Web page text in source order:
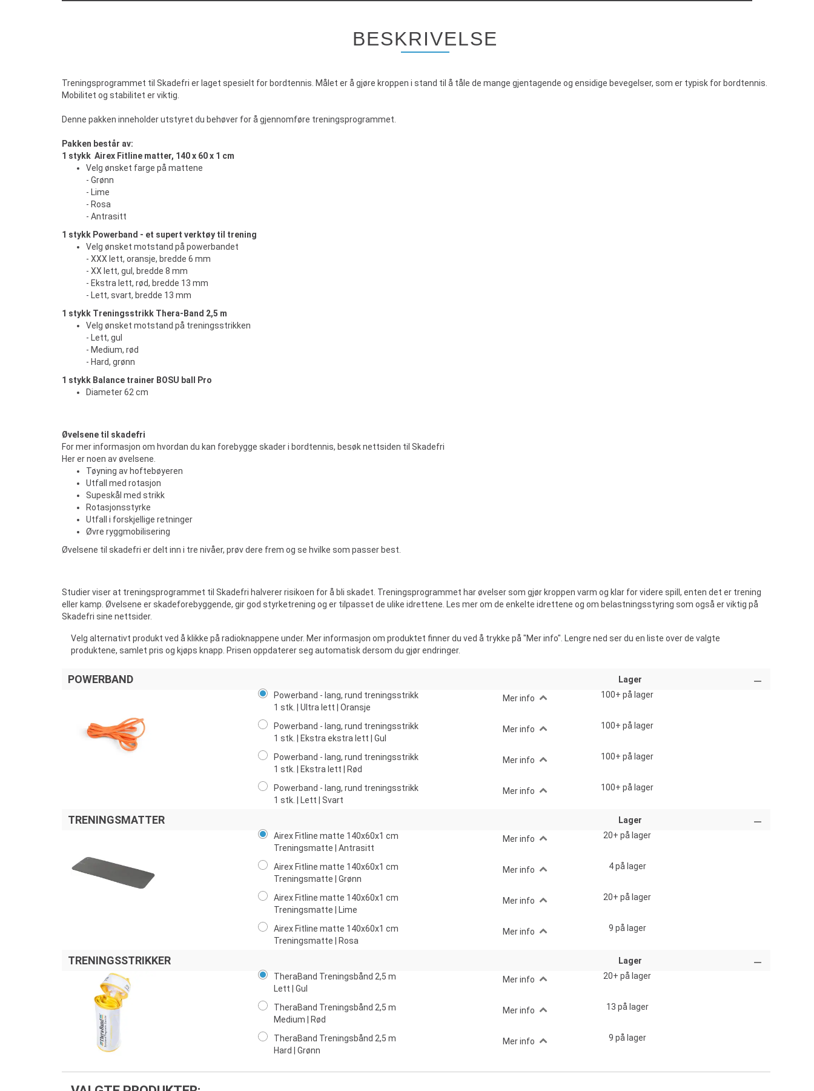
BESKRIVELSE
Treningsprogrammet til Skadefri er laget spesielt for bordtennis. Målet er å gjøre kroppen i stand til å tåle de mange gjentagende og ensidige bevegelser, som er typisk for bordtennis.
Mobilitet og stabilitet er viktig.
Denne pakken inneholder utstyret du behøver for å gjennomføre treningsprogrammet.
Pakken består av:
1 stykk Airex Fitline matter, 140 x 60 x 1 cm
Velg ønsket farge på mattene
- Grønn
- Lime
- Rosa
- Antrasitt
1 stykk Powerband - et supert verktøy til trening
Velg ønsket motstand på powerbandet
- XXX lett, oransje, bredde 6 mm
- XX lett, gul, bredde 8 mm
- Ekstra lett, rød, bredde 13 mm
- Lett, svart, bredde 13 mm
1 stykk Treningsstrikk Thera-Band 2,5 m
Velg ønsket motstand på treningsstrikken
- Lett, gul
- Medium, rød
- Hard, grønn
1 stykk Balance trainer BOSU ball Pro
Diameter 62 cm
Øvelsene til skadefri
For mer informasjon om hvordan du kan forebygge skader i bordtennis, besøk nettsiden til Skadefri
Her er noen av øvelsene.
Tøyning av hoftebøyeren
Utfall med rotasjon
Supeskål med strikk
Rotasjonsstyrke
Utfall i forskjellige retninger
Øvre ryggmobilisering
Øvelsene til skadefri er delt inn i tre nivåer, prøv dere frem og se hvilke som passer best.
Studier viser at treningsprogrammet til Skadefri halverer risikoen for å bli skadet. Treningsprogrammet har øvelser som gjør kroppen varm og klar for videre spill, enten det er trening
eller kamp. Øvelsene er skadeforebyggende, gir god styrketrening og er tilpasset de ulike idrettene. Les mer om de enkelte idrettene og om belastningsstyring som også er viktig på
Skadefri sine nettsider.
Velg alternativt produkt ved å klikke på radioknappene under. Mer informasjon om produktet finner du ved å trykke på "Mer info". Lengre ned ser du en liste over de valgte
produktene, samlet pris og kjøps knapp. Prisen oppdaterer seg automatisk dersom du gjør endringer.
POWERBAND
Lager
Powerband - lang, rund treningsstrikk
1 stk. | Ultra lett | Oransje
Mer info 100+ på lager
Powerband - lang, rund treningsstrikk
1 stk. | Ekstra ekstra lett | Gul
Mer info 100+ på lager
Powerband - lang, rund treningsstrikk
1 stk. | Ekstra lett | Rød
Mer info 100+ på lager
Powerband - lang, rund treningsstrikk
1 stk. | Lett | Svart
Mer info 100+ på lager
TRENINGSMATTER
Lager
Airex Fitline matte 140x60x1 cm
Treningsmatte | Antrasitt
Mer info 20+ på lager
Airex Fitline matte 140x60x1 cm
Treningsmatte | Grønn
Mer info 4på lager
Airex Fitline matte 140x60x1 cm
Treningsmatte | Lime
Mer info 20+ på lager
Airex Fitline matte 140x60x1 cm
Treningsmatte | Rosa
Mer info 9 på lager
TRENINGSSTRIKKER
Lager
TheraBand Treningsbånd 2,5 m
Lett | Gul
Mer info 20+ på lager
TheraBand Treningsbånd 2,5 m
Medium | Rød
Mer info 13 på lager
TheraBand Treningsbånd 2,5 m
Hard | Grønn
Mer info 9 på lager